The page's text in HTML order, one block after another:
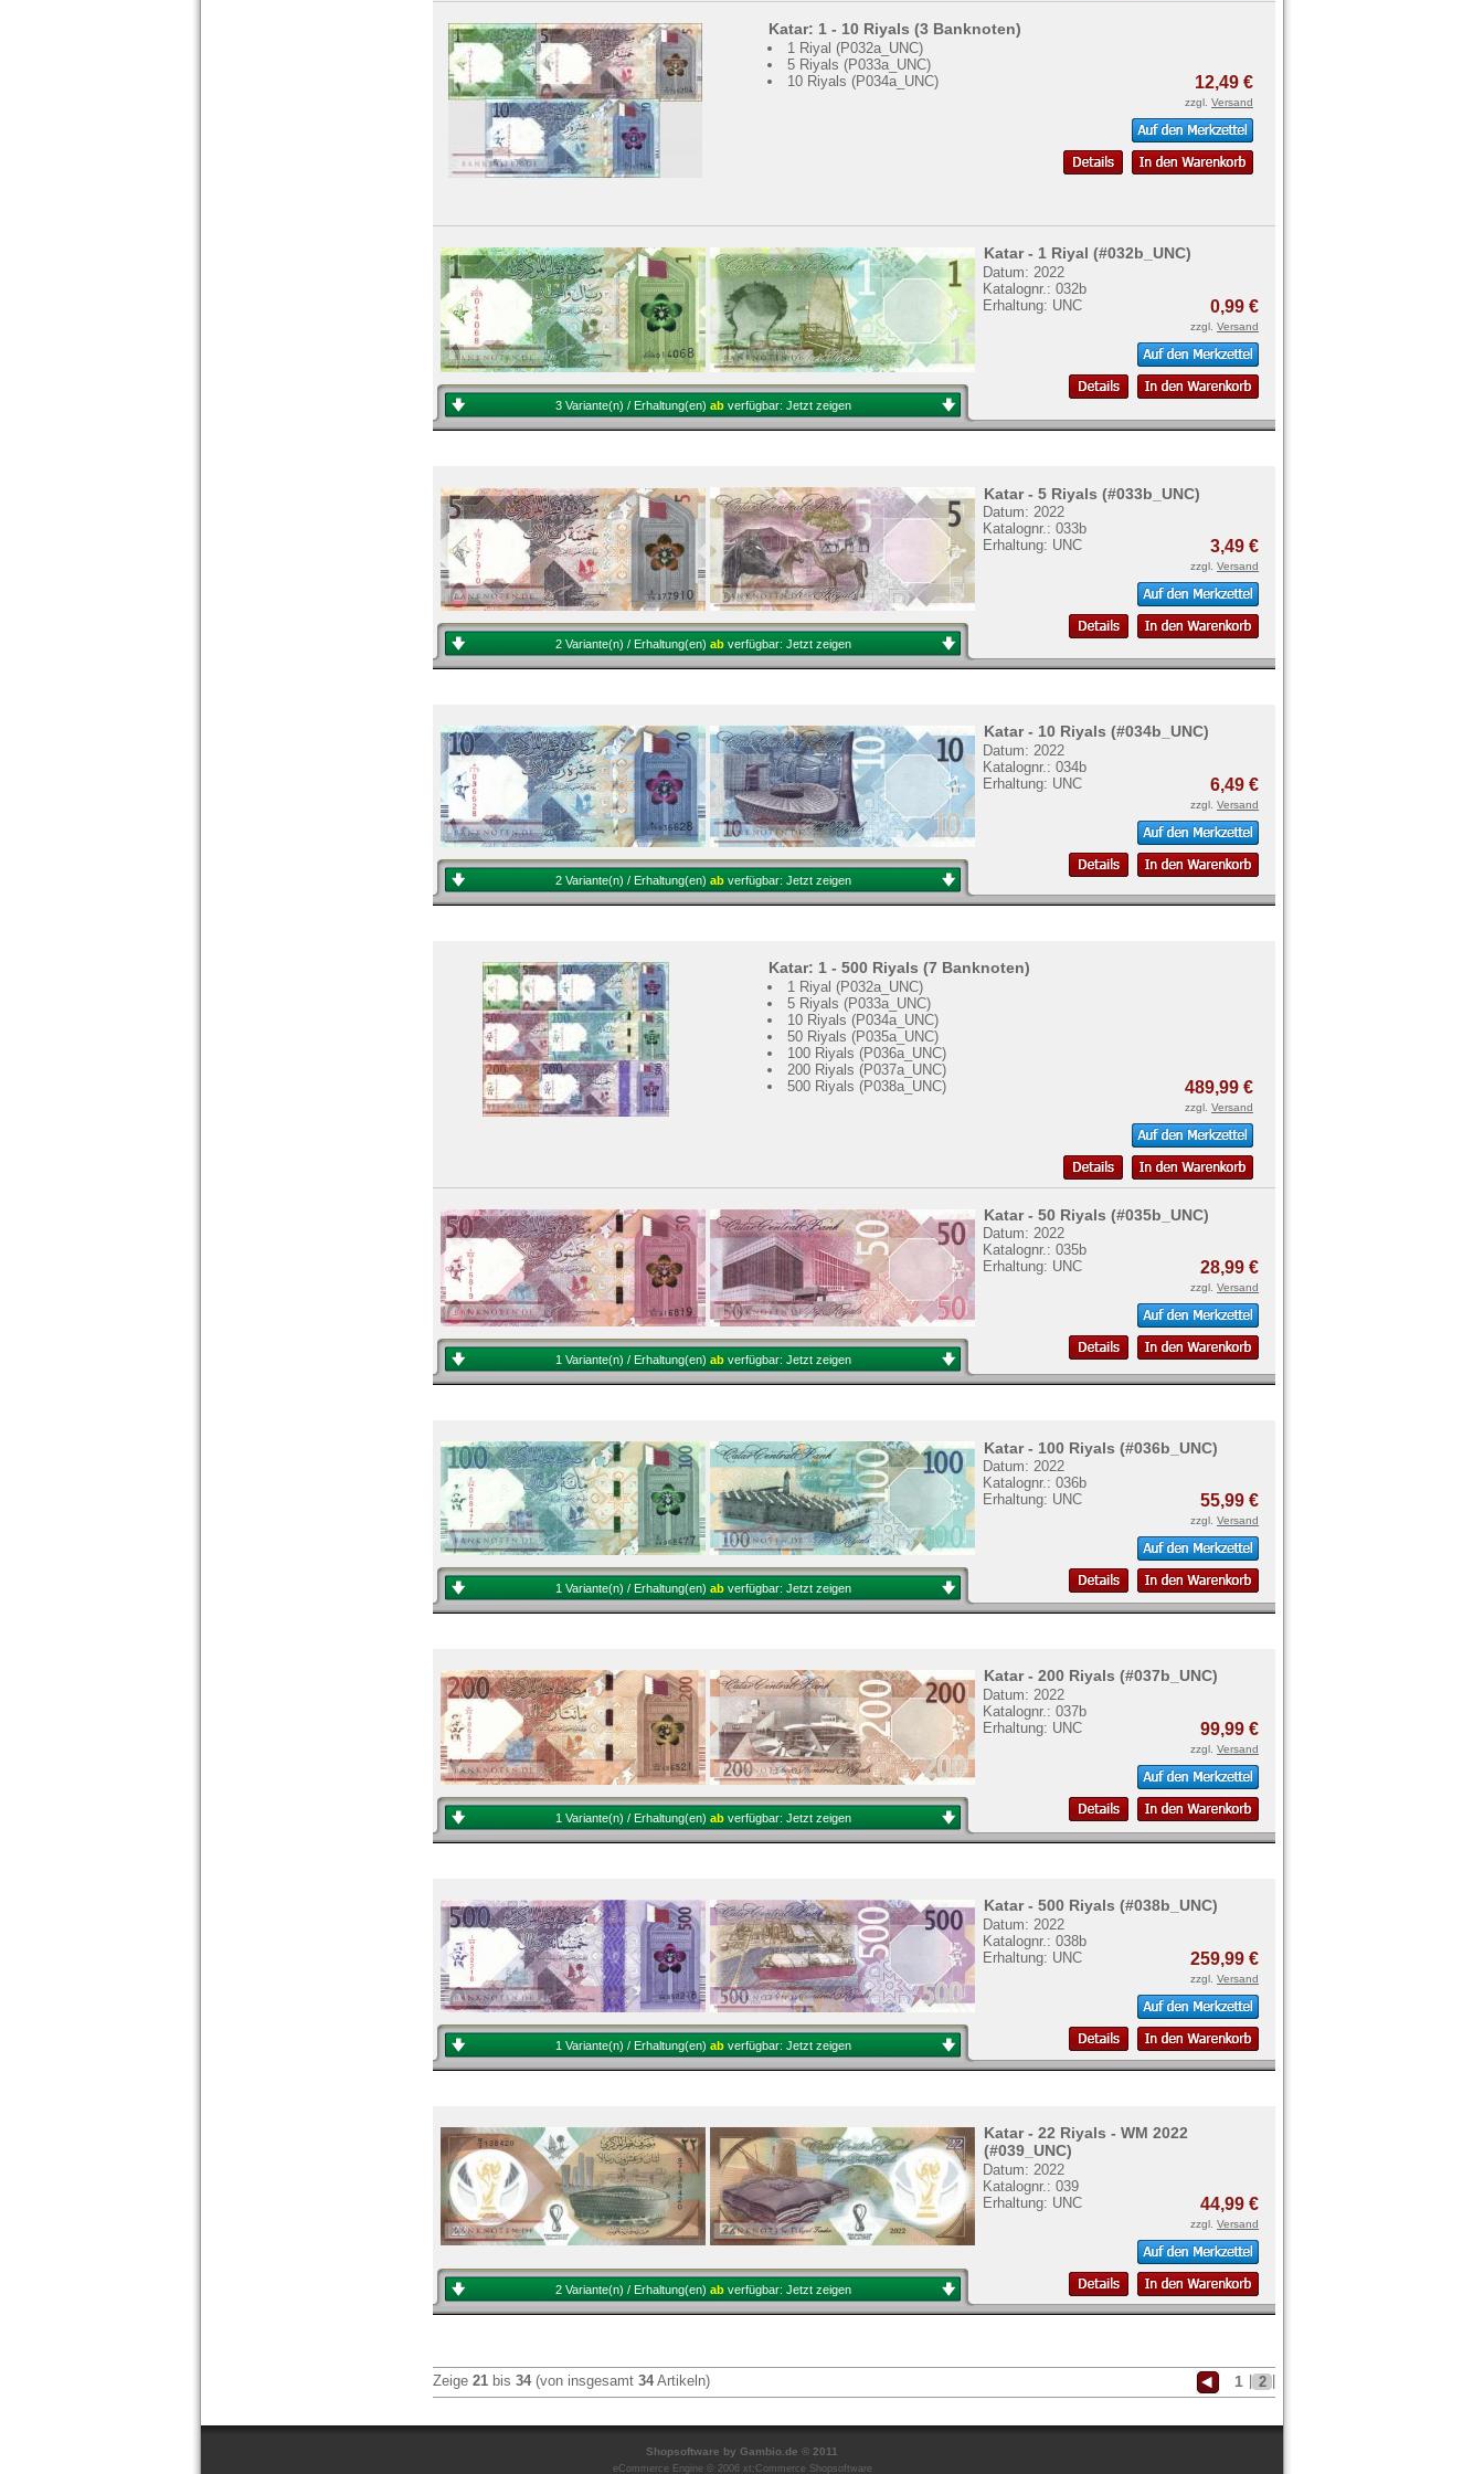
Katar: 1 - 10 Riyals (3 Banknoten)
1 Riyal (P032a_UNC)
5 Riyals (P033a_UNC)
10 Riyals (P034a_UNC)
12,49 €
zzgl. Versand
Katar - 1 Riyal (#032b_UNC)
Datum: 2022
Katalognr.: 032b
Erhaltung: UNC
0,99 €
zzgl. Versand
3 Variante(n) / Erhaltung(en) ab verfügbar: Jetzt zeigen
Katar - 5 Riyals (#033b_UNC)
Datum: 2022
Katalognr.: 033b
Erhaltung: UNC
3,49 €
zzgl. Versand
2 Variante(n) / Erhaltung(en) ab verfügbar: Jetzt zeigen
Katar - 10 Riyals (#034b_UNC)
Datum: 2022
Katalognr.: 034b
Erhaltung: UNC
6,49 €
zzgl. Versand
2 Variante(n) / Erhaltung(en) ab verfügbar: Jetzt zeigen
Katar: 1 - 500 Riyals (7 Banknoten)
1 Riyal (P032a_UNC)
5 Riyals (P033a_UNC)
10 Riyals (P034a_UNC)
50 Riyals (P035a_UNC)
100 Riyals (P036a_UNC)
200 Riyals (P037a_UNC)
500 Riyals (P038a_UNC)
489,99 €
zzgl. Versand
Katar - 50 Riyals (#035b_UNC)
Datum: 2022
Katalognr.: 035b
Erhaltung: UNC
28,99 €
zzgl. Versand
1 Variante(n) / Erhaltung(en) ab verfügbar: Jetzt zeigen
Katar - 100 Riyals (#036b_UNC)
Datum: 2022
Katalognr.: 036b
Erhaltung: UNC
55,99 €
zzgl. Versand
1 Variante(n) / Erhaltung(en) ab verfügbar: Jetzt zeigen
Katar - 200 Riyals (#037b_UNC)
Datum: 2022
Katalognr.: 037b
Erhaltung: UNC
99,99 €
zzgl. Versand
1 Variante(n) / Erhaltung(en) ab verfügbar: Jetzt zeigen
Katar - 500 Riyals (#038b_UNC)
Datum: 2022
Katalognr.: 038b
Erhaltung: UNC
259,99 €
zzgl. Versand
1 Variante(n) / Erhaltung(en) ab verfügbar: Jetzt zeigen
Katar - 22 Riyals - WM 2022
(#039_UNC)
Datum: 2022
Katalognr.: 039
Erhaltung: UNC
44,99 €
zzgl. Versand
2 Variante(n) / Erhaltung(en) ab verfügbar: Jetzt zeigen
Zeige 21 bis 34(von insgesamt 34Artikeln) 1 2
Shopsoftware by Gambio.de © 2011
eCommerce Engine © 2006 xt:Commerce Shopsoftware